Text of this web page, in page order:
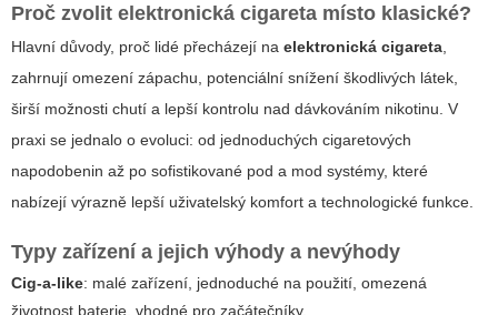
Proč zvolit elektronická cigareta místo klasické?
Hlavní důvody, proč lidé přecházejí na elektronická cigareta,
zahrnují omezení zápachu, potenciální snížení škodlivých látek,
širší možnosti chutí a lepší kontrolu nad dávkováním nikotinu. V
praxi se jednalo o evoluci: od jednoduchých cigaretových
napodobenin až po sofistikované pod a mod systémy, které
nabízejí výrazně lepší uživatelský komfort a technologické funkce.
Typy zařízení a jejich výhody a nevýhody
Cig-a-like: malé zařízení, jednoduché na použití, omezená
životnost baterie, vhodné pro začátečníky.